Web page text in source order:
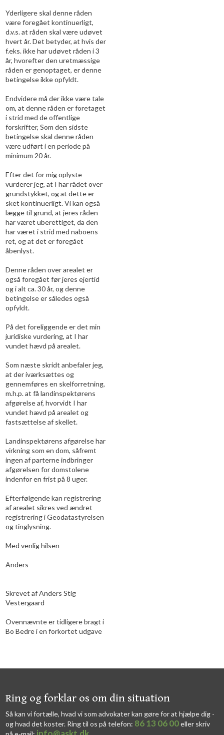
Yderligere skal denne råden
være foregået kontinuerligt,
d.v.s. at råden skal være udøvet
hvert år. Det betyder, at hvis der
f.eks. ikke har udøvet råden i 3
år, hvorefter den uretmæssige
råden er genoptaget, er denne
betingelse ikke opfyldt.
Endvidere må der ikke være tale
om, at denne råden er foretaget
i strid med de offentlige
forskrifter, Som den sidste
betingelse skal denne råden
være udført i en periode på
minimum 20 år.
Efter det for mig oplyste
vurderer jeg, at I har rådet over
grundstykket, og at dette er
sket kontinuerligt. Vi kan også
lægge til grund, at jeres råden
har været uberettiget, da den
har været i strid med naboens
ret, og at det er foregået
åbenlyst.
Denne råden over arealet er
også foregået før jeres ejertid
og i alt ca. 30 år, og denne
betingelse er således også
opfyldt.
​På det foreliggende er det min
juridiske vurdering, at I har
vundet hævd på arealet.
Som næste skridt anbefaler jeg,
at der iværksættes og
gennemføres en skelforretning,
m.h.p. at få landinspektørens
afgørelse af, hvorvidt I har
vundet hævd på arealet og
fastsættelse af skellet.
Landinspektørens afgørelse har
virkning som en dom, såfremt
ingen af parterne indbringer
afgørelsen for domstolene
indenfor en frist på 8 uger.
Efterfølgende kan registrering
af arealet sikres ved ændret
registrering i Geodatastyrelsen
og tinglysning.
Med venlig hilsen
Anders
Skrevet af Anders Stig
Vestergaard
Ovennævnte er tidligere bragt i
Bo Bedre i en forkortet udgave
​​Ring og forklar os om din situation
Så kan vi fortælle, hvad vi som advokater kan gøre for at hjælpe dig -
og hvad det koster. Ring til os på telefon: 86 13 06 00eller skriv